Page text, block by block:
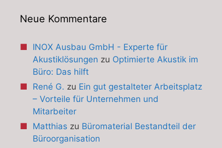
Neue Kommentare
INOX Ausbau GmbH - Experte für
Akustiklösungen zu Optimierte Akustik im
Büro: Das hilft
René G. zu Ein gut gestalteter Arbeitsplatz
– Vorteile für Unternehmen und
Mitarbeiter
Matthias zu Büromaterial Bestandteil der
Büroorganisation